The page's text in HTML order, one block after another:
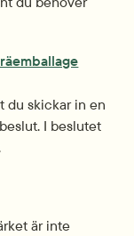
du skickar in en
I beslutet
är inte